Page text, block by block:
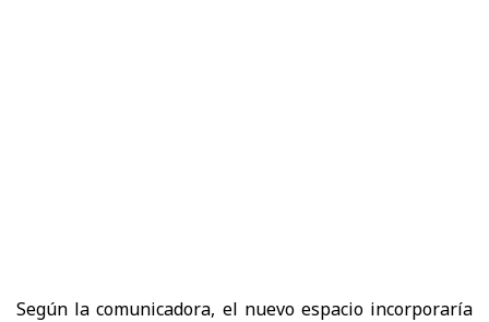
Según la comunicadora, el nuevo espacio incorporaría